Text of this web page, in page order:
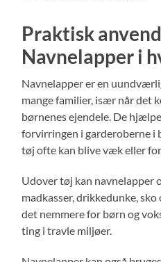
Praktisk
Navnelapper i
Navnelapper er en
mange familier, især når det
børnenes ejendele. De
forvirringen i garderoberne i
tøj ofte kan blive væk eller
Udover tøj kan navnelapper
madkasser, drikkedunke,
det nemmere for børn og
ting i travle miljøer.